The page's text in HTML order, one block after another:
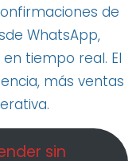
de
WhatsApp,
tiempo real. El
más ventas
sin